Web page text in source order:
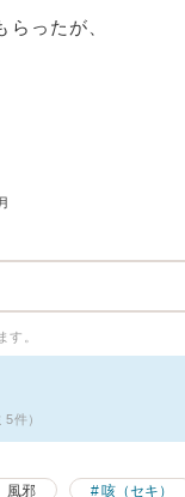
ったが、
す。
件）
風邪 咳（セキ）